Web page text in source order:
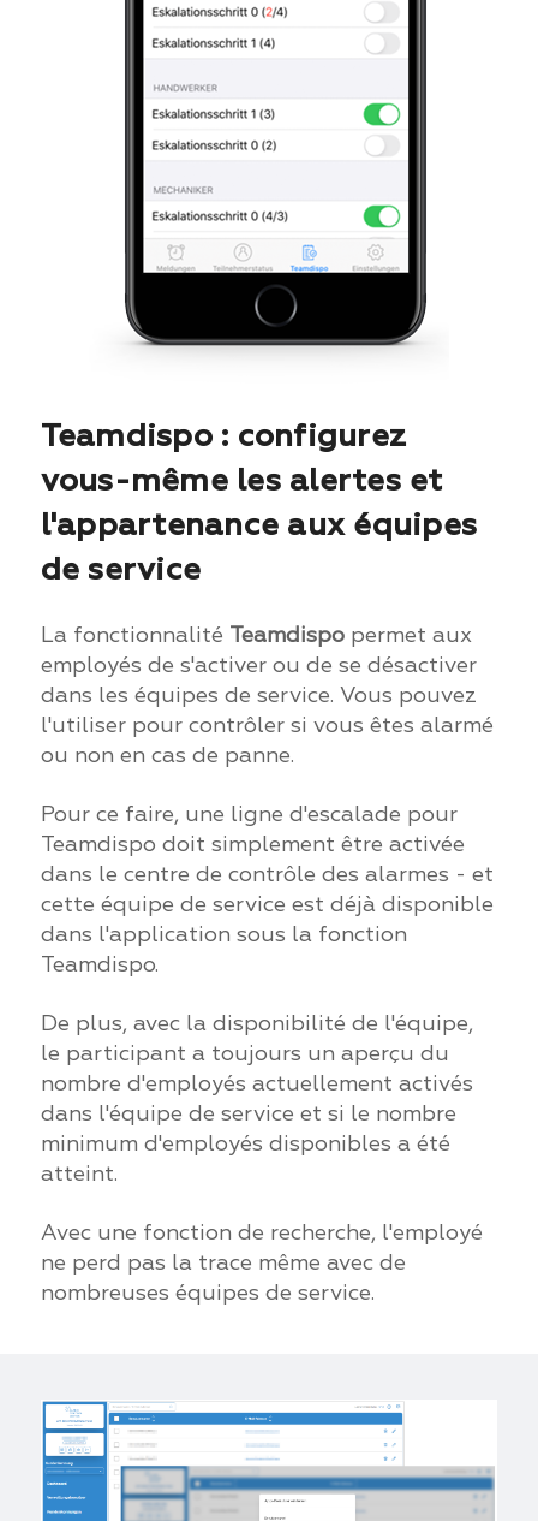
Teamdispo : configurez
vous-même les alertes et
l'appartenance aux équipes
de service
La fonctionnalité Teamdispopermet aux
employés de s'activer ou de se désactiver
dans les équipes de service. Vous pouvez
l'utiliser pour contrôler si vous êtes alarmé
ou non en cas de panne.
Pour ce faire, une ligne d'escalade pour
Teamdispo doit simplement être activée
dans le centre de contrôle des alarmes - et
cette équipe de service est déjà disponible
dans l'application sous la fonction
Teamdispo.
De plus, avec la disponibilité de l'équipe,
le participant a toujours un aperçu du
nombre d'employés actuellement activés
dans l'équipe de service et si le nombre
minimum d'employés disponibles a été
atteint.
Avec une fonction de recherche, l'employé
ne perd pas la trace même avec de
nombreuses équipes de service.